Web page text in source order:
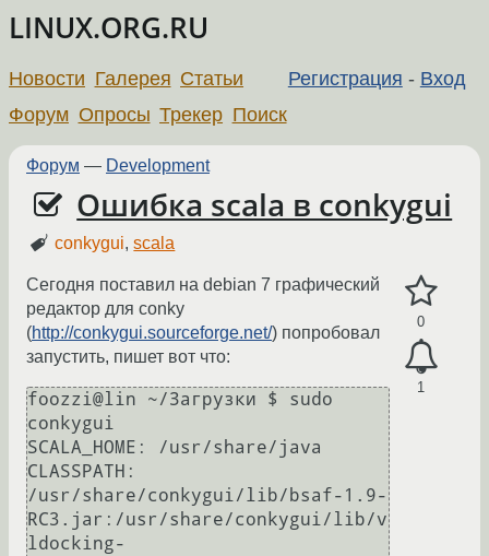
LINUX.ORG.RU
Регистрация - Вход
Новости Галерея Статьи
Форум Опросы Трекер Поиск
Форум — Development
Ошибка scala в conkygui
conkygui,scala
0
1
Сегодня поставил на debian 7 графический
редактор для conky
(http://conkygui.sourceforge.net/) попробовал
запустить, пишет вот что:
foozzi@lin ~/Загрузки $ sudo
conkygui
SCALA_HOME: /usr/share/java
CLASSPATH:
/usr/share/conkygui/lib/bsaf-1.9-
RC3.jar:/usr/share/conkygui/lib/v
ldocking-